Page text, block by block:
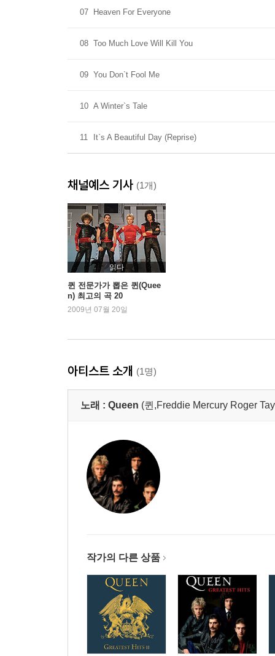
07 Heaven For Everyone
08 Too Much Love Will Kill You
09 You Don`t Fool Me
10 A Winter`s Tale
11 It`s A Beautiful Day (Reprise)
채널예스 기사 (1개)
읽다
퀸 전문가가 뽑은 퀸(Quee
n) 최고의 곡 20
2009년 07월 20일
아티스트 소개 (1명)
노래 : Queen (퀸,Freddie Mercury Roger
작가의 다른 상품